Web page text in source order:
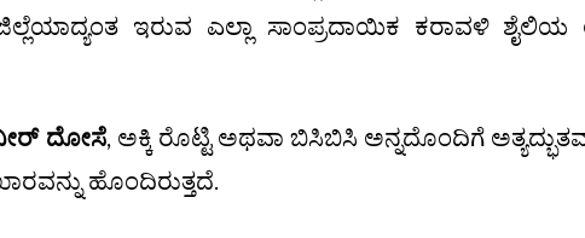
ಇರುವ ಎಲ್ಲಾ ಸಾಂಪ್ರದಾಯಿಕ ಕರಾವಳಿ
ದೋಸೆ, ಅಕ್ಕಿ ರೊಟ್ಟಿ ಅಥವಾ ಬಿಸಿಬಿಸಿ ಅನ್ನದೊಂದಿಗೆ
ಹೊಂದಿರುತ್ತದೆ.